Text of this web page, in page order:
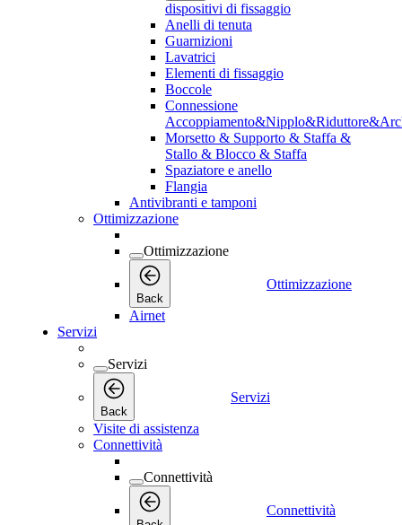
dispositivi di fissaggio
Anelli di tenuta
Guarnizioni
Lavatrici
Elementi di fissaggio
Boccole
Connessione
Morsetto & Supporto & Staffa &
Stallo & Blocco & Staffa
Spaziatore e anello
Flangia
Antivibranti e tamponi
Ottimizzazione
Ottimizzazione
Back
Ottimizzazione
Airnet
Servizi
Servizi
Back
Servizi
Visite di assistenza
Connettività
Connettività
Connettività